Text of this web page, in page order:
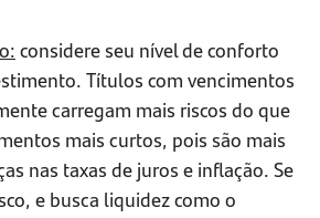
considere seu nível de conforto
Títulos com vencimentos
carregam mais riscos do que
mais curtos, pois são mais
nas taxas de juros e inflação. Se
e busca liquidez como o